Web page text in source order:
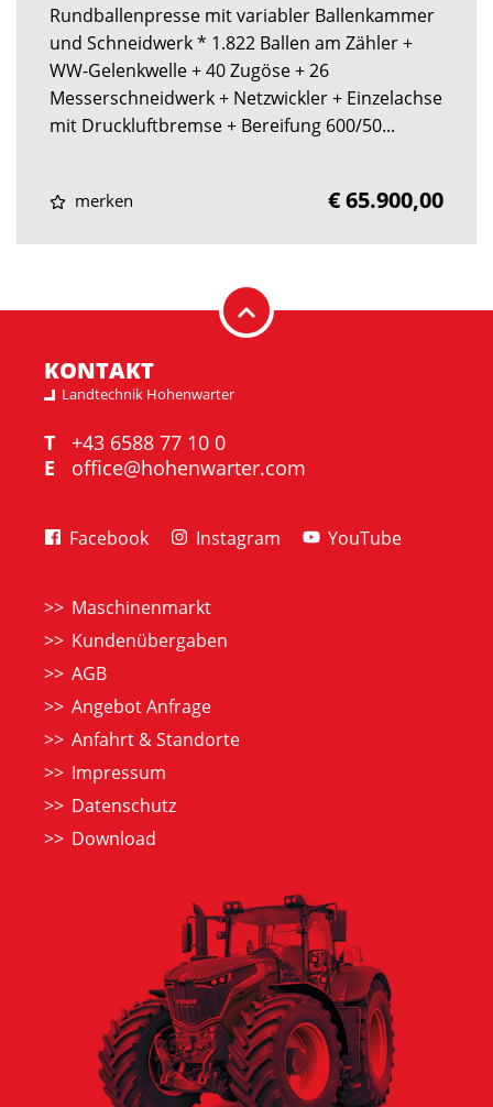
Rundballenpresse mit variabler Ballenkammer
und Schneidwerk * 1.822 Ballen am Zähler +
WW-Gelenkwelle + 40 Zugöse + 26
Messerschneidwerk + Netzwickler + Einzelachse
mit Druckluftbremse + Bereifung 600/50...
merken € 65.900,00
KONTAKT
Landtechnik Hohenwarter
T
+43 6588 77 10 0
E
office@hohenwarter.com
Facebook Instagram YouTube
Maschinenmarkt
Kundenübergaben
AGB
Angebot Anfrage
Anfahrt & Standorte
Impressum
Datenschutz
Download